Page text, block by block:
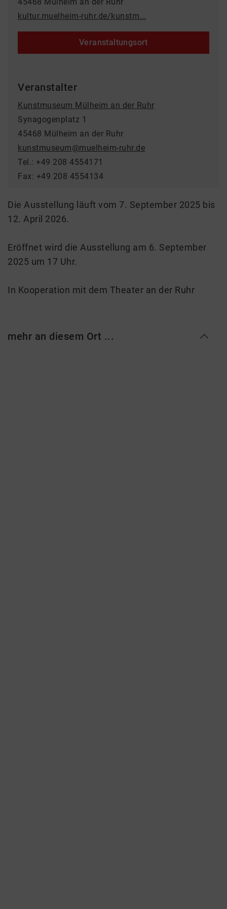
kultur.muelheim-ruhr.de/kunstm...
Veranstaltungsort
Veranstalter
Kunstmuseum Mülheim an der Ruhr
Synagogenplatz 1
45468 Mülheim an der Ruhr
kunstmuseum@muelheim-ruhr.de
Tel.: +49 208 4554171
Fax: +49 208 4554134
Die Ausstellung läuft vom 7. September 2025 bis
12. April 2026.
Eröffnet wird die Ausstellung am 6. September
2025 um 17 Uhr.
In Kooperation mit dem Theater an der Ruhr
mehr an diesem Ort ...